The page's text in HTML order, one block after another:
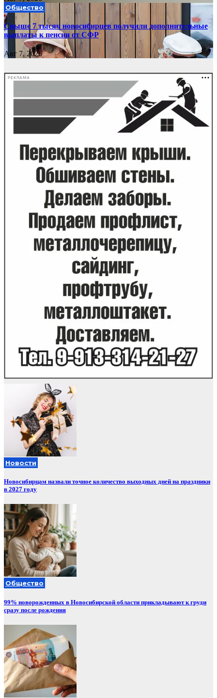
Общество
Свыше 7 тысяч новосибирцев получили дополнительные
выплаты к пенсии от СФР
Авг 7, 2026
РЕКЛАМА
Новости
Новосибирцам назвали точное количество выходных дней на праздники
в 2027 году
Общество
99% новорожденных в Новосибирской области прикладывают к груди
сразу после рождения